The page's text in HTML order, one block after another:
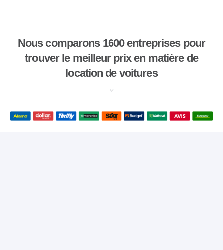
Nous comparons 1600 entreprises pour
trouver le meilleur prix en matière de
location de voitures